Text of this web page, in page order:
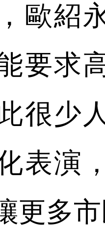
歐紹
要求
很少
表演
更多